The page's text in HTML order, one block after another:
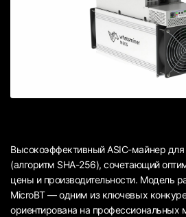
Высокоэффективный ASIC-майнер
(алгоритм SHA-256), сочетающий
цены и производительности. Модель
MicroBT — одним из ключевых
ориентирована на профессиональных